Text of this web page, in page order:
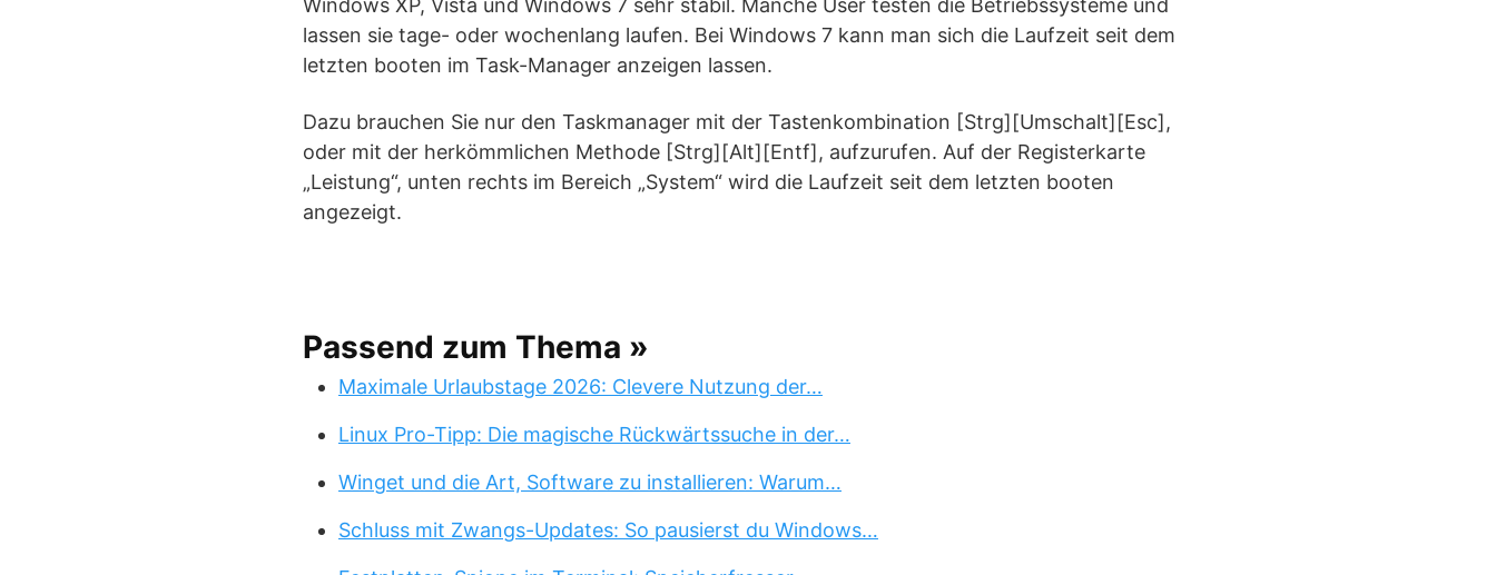
Windows XP, Vista und Windows 7 sehr stabil. Manche User testen die Betriebssysteme und
lassen sie tage- oder wochenlang laufen. Bei Windows 7 kann man sich die Laufzeit seit dem
letzten booten im Task-Manager anzeigen lassen.
Dazu brauchen Sie nur den Taskmanager mit der Tastenkombination [Strg][Umschalt][Esc],
oder mit der herkömmlichen Methode [Strg][Alt][Entf], aufzurufen. Auf der Registerkarte
„Leistung“, unten rechts im Bereich „System“ wird die Laufzeit seit dem letzten booten
angezeigt.
Passend zum Thema »
Maximale Urlaubstage 2026: Clevere Nutzung der…
Linux Pro-Tipp: Die magische Rückwärtssuche in der…
Winget und die Art, Software zu installieren: Warum…
Schluss mit Zwangs-Updates: So pausierst du Windows…